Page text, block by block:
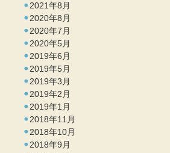
2021年8月
2020年8月
2020年7月
2020年5月
2019年6月
2019年5月
2019年3月
2019年2月
2019年1月
2018年11月
2018年10月
2018年9月